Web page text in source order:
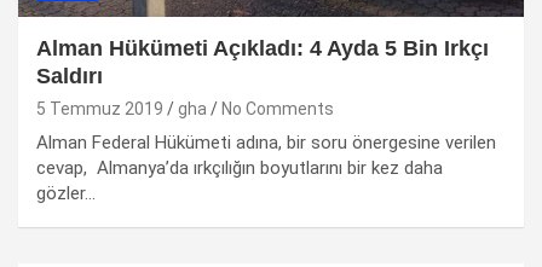
Alman Hükümeti Açıkladı: 4 Ayda 5 Bin Irkçı
Saldırı
5 Temmuz 2019 gha No Comments
Alman Federal Hükümeti adına, bir soru önergesine verilen
cevap, Almanya’da ırkçılığın boyutlarını bir kez daha
gözler…